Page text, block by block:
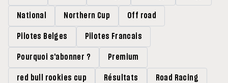
National Northern Cup Off road
Pilotes Belges Pilotes Francais
Pourquoi s'abonner ? Premium
red bull rookies cup Résultats Road Racing